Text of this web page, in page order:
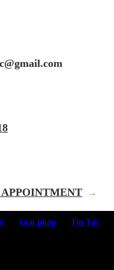
→
Giải pháp Tin Tức